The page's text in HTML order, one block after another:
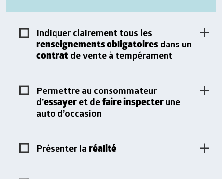
Indiquer clairement tous les
renseignements obligatoiresdans un
contratde vente à tempérament
Permettre au consommateur
d’essayeret defaire inspecterune
auto d’occasion
Présenter laréalité